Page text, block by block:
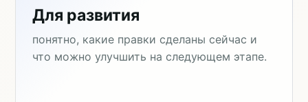
Для развития
понятно, какие правки сделаны сейчас и
что можно улучшить на следующем этапе.